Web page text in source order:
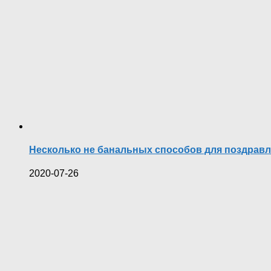
Несколько не банальных способов для
2020-07-26